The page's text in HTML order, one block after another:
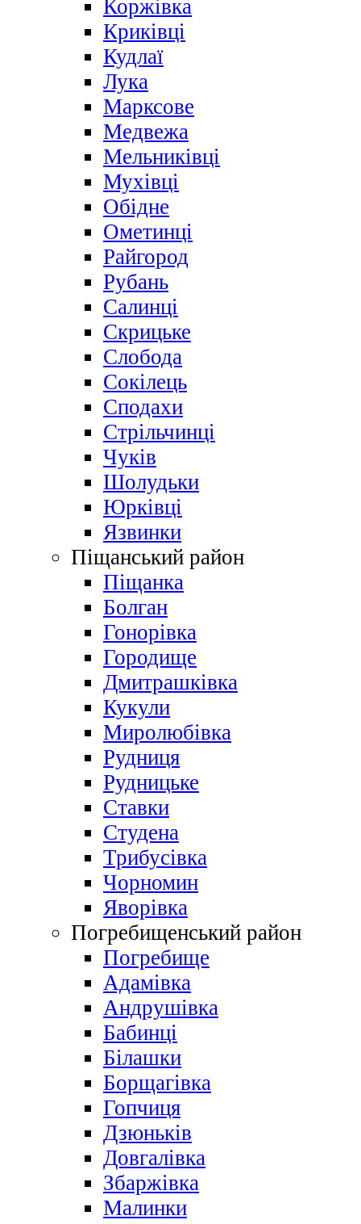
Коржівка
Криківці
Кудлаї
Лука
Марксове
Медвежа
Мельниківці
Мухівці
Обідне
Ометинці
Райгород
Рубань
Салинці
Скрицьке
Слобода
Сокілець
Сподахи
Стрільчинці
Чуків
Шолудьки
Юрківці
Язвинки
Піщанський район
Піщанка
Болган
Гонорівка
Городище
Дмитрашківка
Кукули
Миролюбівка
Рудниця
Рудницьке
Ставки
Студена
Трибусівка
Чорномин
Яворівка
Погребищенський район
Погребище
Адамівка
Андрушівка
Бабинці
Білашки
Борщагівка
Гопчиця
Дзюньків
Довгалівка
Збаржівка
Малинки